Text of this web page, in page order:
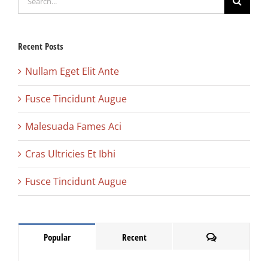
Recent Posts
Nullam Eget Elit Ante
Fusce Tincidunt Augue
Malesuada Fames Aci
Cras Ultricies Et Ibhi
Fusce Tincidunt Augue
Popular Recent Comments